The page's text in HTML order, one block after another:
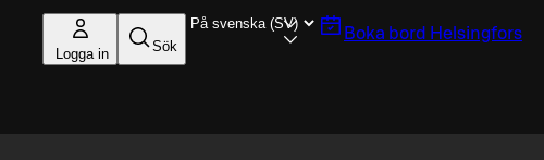
Logga in Sök
Boka bord Helsingfors